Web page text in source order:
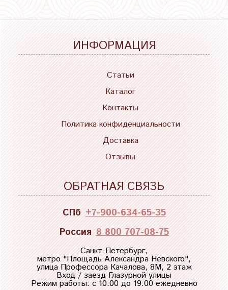
ИНФОРМАЦИЯ
Статьи
Каталог
Контакты
Политика конфиденциальности
Доставка
Отзывы
ОБРАТНАЯ СВЯЗЬ
СПб +7-900-634-65-35
Россия 8 800 707-08-75
Санкт-Петербург,
метро "Площадь Александра Невского",
улица Профессора Качалова, 8М, 2 этаж
Вход / заезд Глазурной улицы
Режим работы: с 10.00 до 19.00 ежедневно